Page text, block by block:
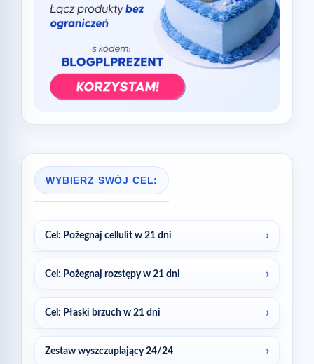
WYBIERZ SWÓJ CEL:
Cel: Pożegnaj cellulit w 21 dni
Cel: Pożegnaj rozstępy w 21 dni
Cel: Płaski brzuch w 21 dni
Zestaw wyszczuplający 24/24